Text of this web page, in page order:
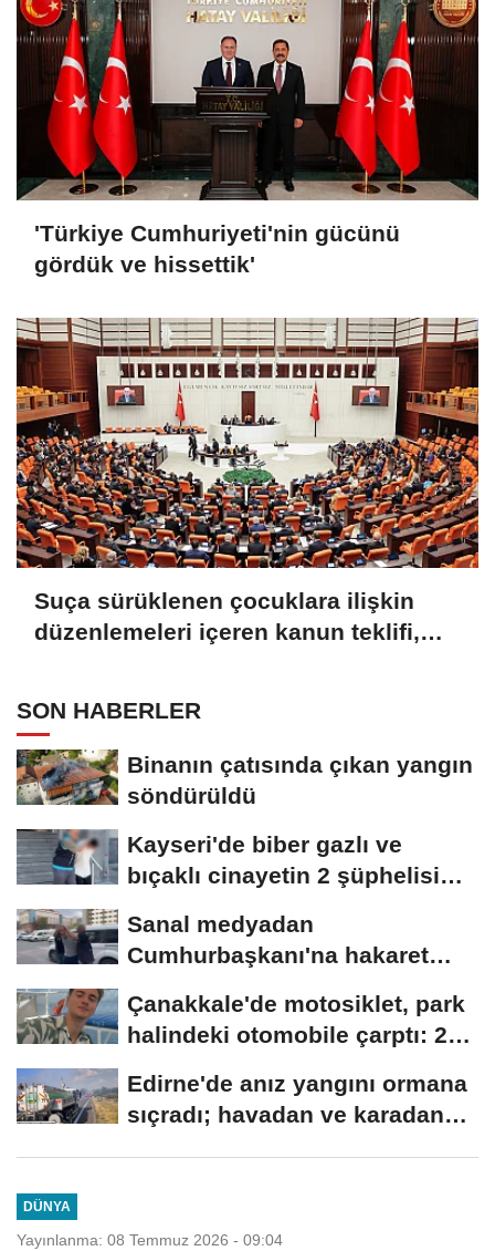
'Türkiye Cumhuriyeti'nin gücünü
gördük ve hissettik'
Suça sürüklenen çocuklara ilişkin
düzenlemeleri içeren kanun teklifi,
SON HABERLER
Binanın çatısında çıkan yangın
söndürüldü
Kayseri'de biber gazlı ve
bıçaklı cinayetin 2 şüphelisi
Sanal medyadan
Cumhurbaşkanı'na hakaret
Çanakkale'de motosiklet, park
halindeki otomobile çarptı: 2
Edirne'de anız yangını ormana
sıçradı; havadan ve karadan
DÜNYA
Yayınlanma: 08 Temmuz 2026 - 09:04